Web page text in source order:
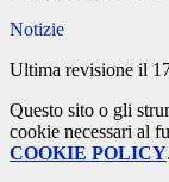
Notizie
Ultima revisione il
Questo sito o gli
cookie necessari al
COOKIE POLICY.